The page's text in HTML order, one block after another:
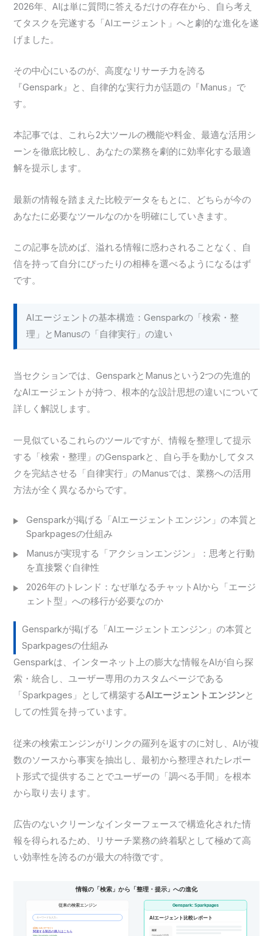
2026年、AIは単に質問に答えるだけの存在から、自ら考え
てタスクを完遂する「AIエージェント」へと劇的な進化を遂
げました。
その中心にいるのが、高度なリサーチ力を誇る
『Genspark』と、自律的な実行力が話題の『Manus』で
す。
本記事では、これら2大ツールの機能や料金、最適な活用シ
ーンを徹底比較し、あなたの業務を劇的に効率化する最適
解を提示します。
最新の情報を踏まえた比較データをもとに、どちらが今の
あなたに必要なツールなのかを明確にしていきます。
この記事を読めば、溢れる情報に惑わされることなく、自
信を持って自分にぴったりの相棒を選べるようになるはず
です。
AIエージェントの基本構造：Gensparkの「検索・整
理」とManusの「自律実行」の違い
当セクションでは、GensparkとManusという2つの先進的
なAIエージェントが持つ、根本的な設計思想の違いについて
詳しく解説します。
一見似ているこれらのツールですが、情報を整理して提示
する「検索・整理」のGensparkと、自ら手を動かしてタス
クを完結させる「自律実行」のManusでは、業務への活用
方法が全く異なるからです。
Gensparkが掲げる「AIエージェントエンジン」の本質と
Sparkpagesの仕組み
Manusが実現する「アクションエンジン」：思考と行動
を直接繋ぐ自律性
2026年のトレンド：なぜ単なるチャットAIから「エージ
ェント型」への移行が必要なのか
Gensparkが掲げる「AIエージェントエンジン」の本質と
Sparkpagesの仕組み
Gensparkは、インターネット上の膨大な情報をAIが自ら探
索・統合し、ユーザー専用のカスタムページである
「Sparkpages」として構築するAIエージェントエンジンと
しての性質を持っています。
従来の検索エンジンがリンクの羅列を返すのに対し、AIが複
数のソースから事実を抽出し、最初から整理されたレポー
ト形式で提供することでユーザーの「調べる手間」を根本
から取り去ります。
広告のないクリーンなインターフェースで構造化された情
報を得られるため、リサーチ業務の終着駅として極めて高
い効率性を誇るのが最大の特徴です。